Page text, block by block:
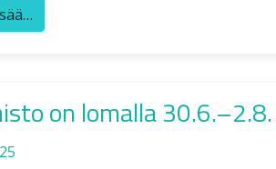
on lomalla 30.6.–2.8.